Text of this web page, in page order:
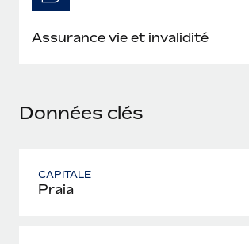
En savoir plus
Assurance vie et invalidité
Données clés
CAPITALE
Praia